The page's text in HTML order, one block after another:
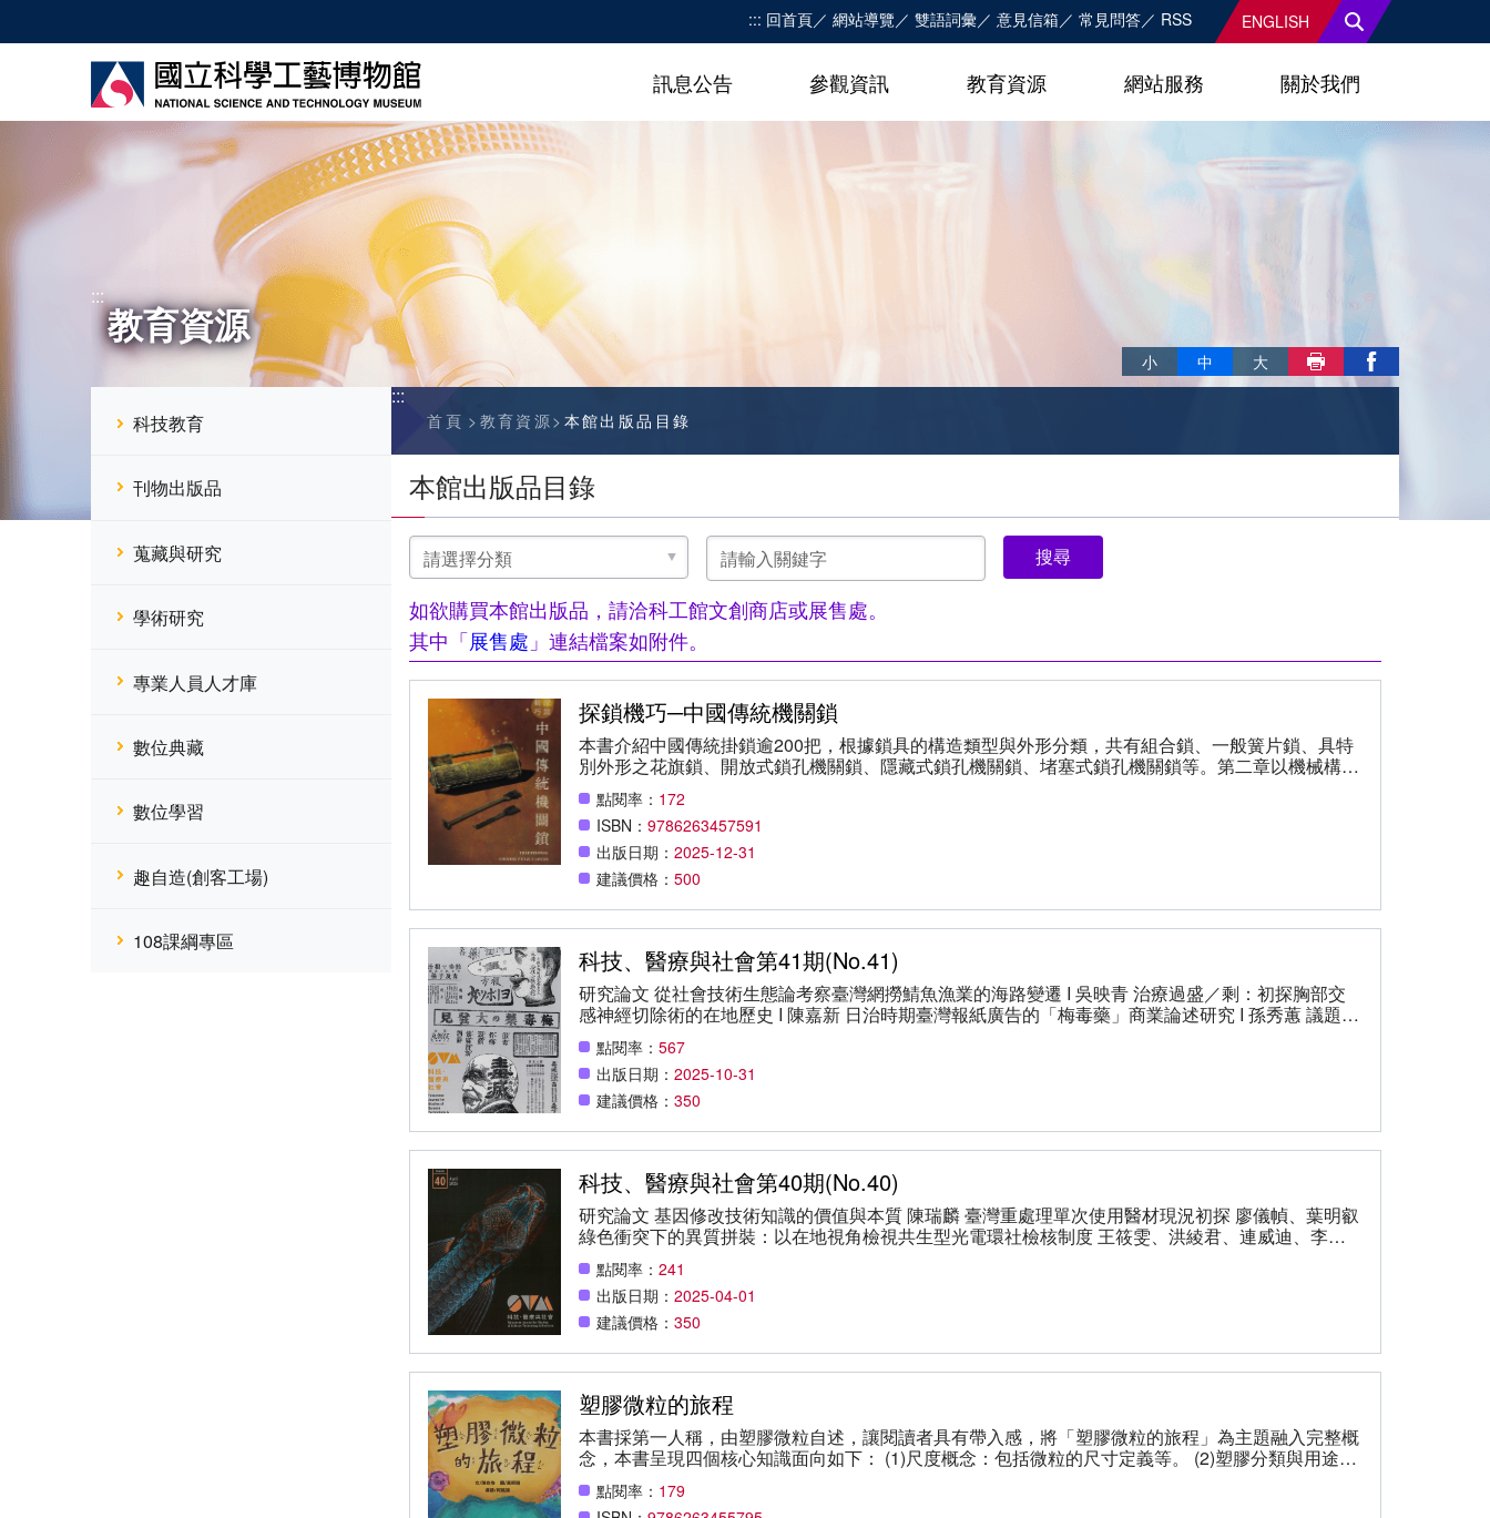
主
::: 回首頁 網站導覽 雙語詞彙 意見信箱 常見問答 RSS ENGLISH
訊息公告 參觀資訊 教育資源 網站服務 關於我們
:::
教育資源
科技教育
刊物出版品
蒐藏與研究
學術研究
專業人員人才庫
數位典藏
數位學習
趣自造(創客工場)
108課綱專區
略過字型切換，社群分享工具列
小
中 大
:::
首頁 教育資源 本館出版品目錄
本館出版品目錄
選
擇
分
類
請
輸
入
關
鍵
如欲購買本館出版品，請洽科工館文創商店或展售處。
其中「展售處 」連結檔案如附件。
探鎖機巧─中國傳統機關鎖
本書介紹中國傳統掛鎖逾200把，根據鎖具的構造類型與外形分類，共有組合鎖、一般簧片鎖、具特
別外形之花旗鎖、開放式鎖孔機關鎖、隱藏式鎖孔機關鎖、堵塞式鎖孔機關鎖等。第二章以機械構造
的觀點，說明鎖具構造的分析方法，並進行中國古代鎖具的分類。第三章簡要介紹中西方鎖具發展
史，包含古中國、古羅馬、古希臘、古埃及等地區的木鎖與金屬鎖的發展歷程。第四章說明開放式鎖
孔鎖的分類及其開鎖方式。第五章探討隱藏式鎖孔鎖的類型與解鎖過程，根據開鎖的第一步驟，分成
滑板鎖、壓簧鎖、插孔鎖、轉飾鎖、扳底板鎖等五種主要形式。第六章介紹堵塞式鎖孔鎖的類型與開
鎖方式。第七至九章分別以湖北岳口鎖、山西鎖、湖南鎖為例，探討中國傳統鎖具的發展情形。第十
章則是從博物館的任務及其社會功能的角度，說明中國傳統鎖具如何轉化與應用，才能以不同的面貌
延續生命力及再次吸引世人的目光。
點閱率： 172
ISBN：9786263457591
出版日期：2025-12-31
建議價格：500
科技、醫療與社會第41期(No.41)
研究論文 從社會技術生態論考察臺灣網撈鯖魚漁業的海路變遷 Ι 吳映青 治療過盛／剩：初探胸部交
感神經切除術的在地歷史 Ι 陳嘉新 日治時期臺灣報紙廣告的「梅毒藥」商業論述研究 Ι 孫秀蕙 議題與
討論——生成式AI與在地研究指引專輯 專輯導言：展望與AI科技協作的人社研究指引探索 Ι 林文源 人
文社會 AI 研究倫理探討：傳播學 Ι 張郁敏 人文社會 AI 研究倫理探討：歷史學 Ι 李卓穎 人文社會科學
研究使用生成式AI的倫理規範簡介 Ι 甘偵蓉 議題與討論——專輯評論 沒有退路的人類與越來越厲害
的AI Ι 林明仁 人社研究倫理的再一次參與審議 Ι 蘇碩斌 AI 與人社研究倫理：擺盪在最好與最壞年代裡
Industrialism in China: Local Innovation and Translated Technologies in the Making of a Cosmetics
甘鵬祺
點閱率：567
出版日期：2025-10-31
建議價格：350
科技、醫療與社會第40期(No.40)
研究論文 基因修改技術知識的價值與本質 陳瑞麟 臺灣重處理單次使用醫材現況初探 廖儀幀、葉明叡
綠色衝突下的異質拼裝：以在地視角檢視共生型光電環社檢核制度 王筱雯、洪綾君、連威迪、李明
翰 文獻評述 從COVID-19反思疫病史─比較史研究是否還有可能？ 李尚仁 書評 聲音空間的現代史：
評Ouzounian, Gascia（2021）. Stereophonica: Sound and Space in Science, Technology, and the
Arts. Cambridge. Chicago, IL: University of Chicago Press. 何雨潔 評斷的社會，社會的診斷：評野
島那津子（2021），診断の社会学：「論争中の病」を患うということ。東京：慶應義塾大学出版
學研究 郭益昌
點閱率：241
出版日期：2025-04-01
建議價格：350
塑膠微粒的旅程
本書採第一人稱，由塑膠微粒自述，讓閱讀者具有帶入感，將「塑膠微粒的旅程」為主題融入完整概
念，本書呈現四個核心知識面向如下： (1)尺度概念：包括微粒的尺寸定義等。 (2)塑膠分類與用途：
塑膠的來源之於日常生活，啟發環境保護意識。 (3)環境荷爾蒙：如雙酚A等持久性有機汙染物被塑膠
微粒所吸附。 (4)生物體代謝循環系統：人體的呼吸系統、消化系統等。
點閱率： 179